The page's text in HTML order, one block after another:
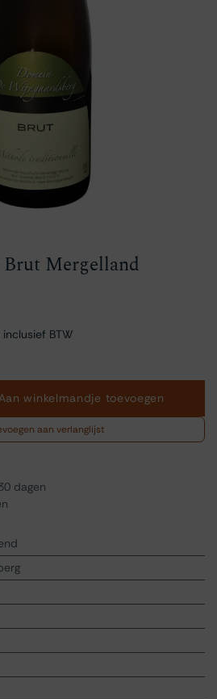
Mergelland
BTW
winkelmandje toevoegen
aan verlanglijst
dagen